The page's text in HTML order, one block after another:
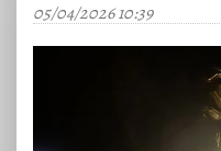
05/04/2026 10:39